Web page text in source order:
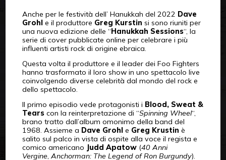
Anche per le festività dell’ Hanukkah del 2022 Dave
Grohle il produttore Greg Kurstin si sono riuniti per
una nuova edizione delle “Hanukkah Sessions“, la
serie di cover pubblicate online per celebrare i più
influenti artisti rock di origine ebraica.
Questa volta il produttore e il leader dei Foo Fighters
hanno trasformato il loro show in uno spettacolo live
coinvolgendo diverse celebrità dal mondo del rock e
dello spettacolo.
Il primo episodio vede protagonisti i Blood, Sweat &
Tearscon la reinterpretazione di “Spinning Wheel“,
brano tratto dall’album omonimo della band del
1968. Assieme a Dave Grohle Greg Krustin è
salito sul palco in vista di ospite alla voce il regista e
comico americano Judd Apatow(40 Anni
Vergine, Anchorman: The Legend of Ron Burgundy).